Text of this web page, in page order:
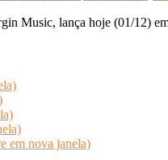
Music, lança hoje (01/12)
em nova janela)